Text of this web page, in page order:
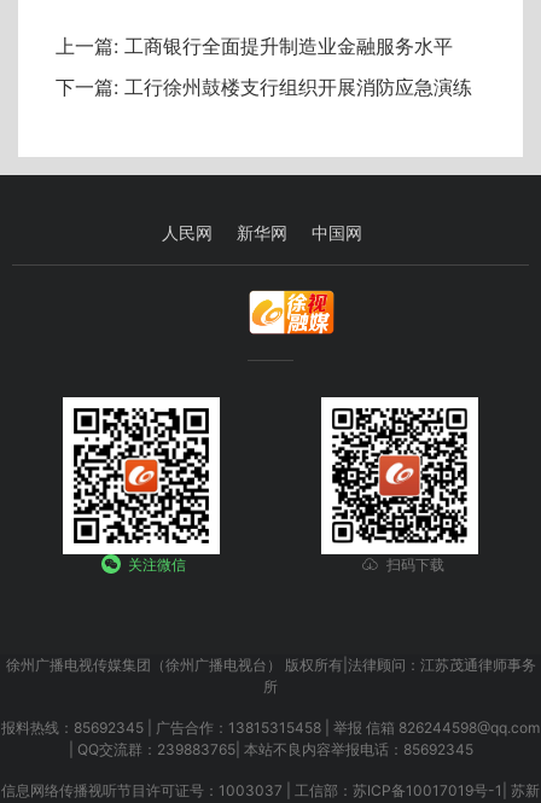
上一篇: 工商银行全面提升制造业金融服务水平
下一篇: 工行徐州鼓楼支行组织开展消防应急演练
人民网 新华网 中国网
关注微信 扫码下载
徐州广播电视传媒集团（徐州广播电视台） 版权所有|法律顾问：江苏茂通律师事务
所
报料热线：85692345 | 广告合作：13815315458 | 举报 信箱 826244598@qq.com
| QQ交流群：239883765| 本站不良内容举报电话：85692345
信息网络传播视听节目许可证号：1003037 | 工信部：苏ICP备10017019号-1 苏新